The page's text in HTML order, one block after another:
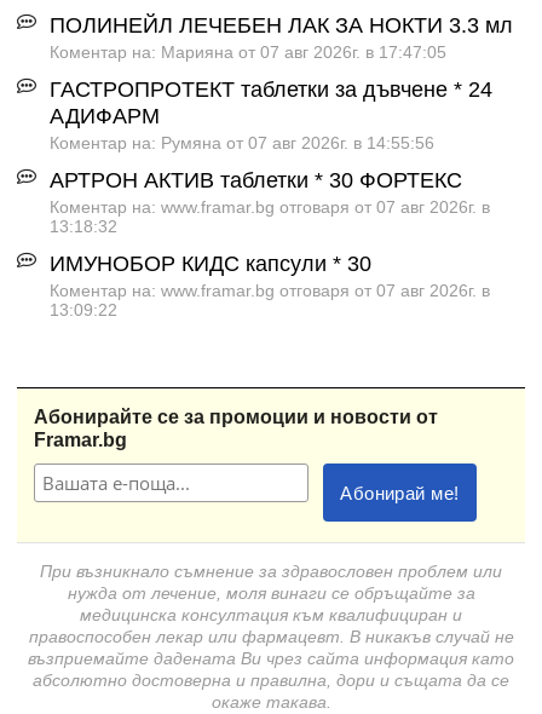
ПОЛИНЕЙЛ ЛЕЧЕБЕН ЛАК ЗА НОКТИ 3.3 мл
Коментар на: Марияна от 07 авг 2026г. в 17:47:05
ГАСТРОПРОТЕКТ таблетки за дъвчене * 24
АДИФАРМ
Коментар на: Румяна от 07 авг 2026г. в 14:55:56
АРТРОН АКТИВ таблетки * 30 ФОРТЕКС
Коментар на: www.framar.bg отговаря от 07 авг 2026г. в
13:18:32
ИМУНОБОР КИДС капсули * 30
Коментар на: www.framar.bg отговаря от 07 авг 2026г. в
13:09:22
Абонирайте се за промоции и новости от
Framar.bg
При възникнало съмнение за здравословен проблем или
нужда от лечение, моля винаги се обръщайте за
медицинска консултация към квалифициран и
правоспособен лекар или фармацевт. В никакъв случай не
възприемайте дадената Ви чрез сайта информация като
абсолютно достоверна и правилна, дори и същата да се
окаже такава.